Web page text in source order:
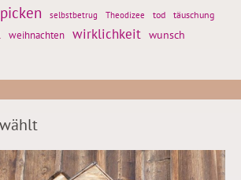
selbstbetrug Theodizee tod täuschung
weihnachten wirklichkeit wunsch